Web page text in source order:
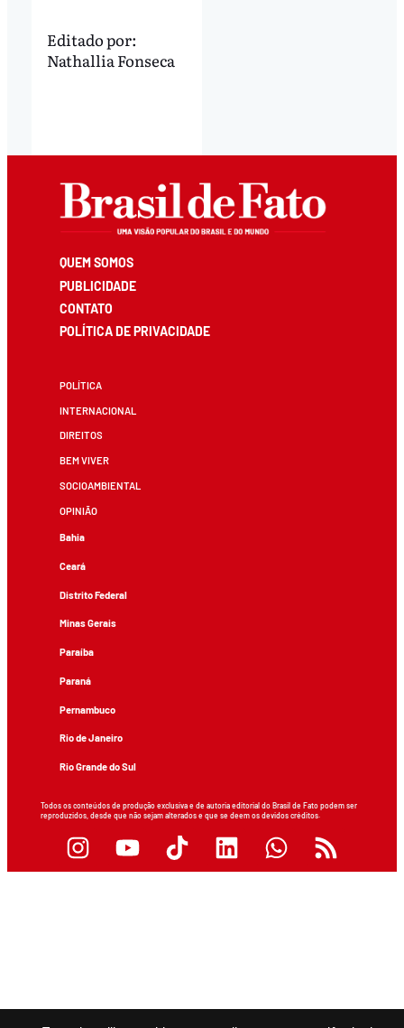
Editado por:
Nathallia Fonseca
QUEM SOMOS
PUBLICIDADE
CONTATO
POLÍTICA DE PRIVACIDADE
POLÍTICA
INTERNACIONAL
DIREITOS
BEM VIVER
SOCIOAMBIENTAL
OPINIÃO
Bahia
Ceará
Distrito Federal
Minas Gerais
Paraíba
Paraná
Pernambuco
Rio de Janeiro
Rio Grande do Sul
Todos os conteúdos de produção exclusiva e de autoria editorial do Brasil de Fato podem ser
reproduzidos, desde que não sejam alterados e que se deem os devidos créditos.